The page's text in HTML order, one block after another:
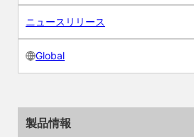
ニュースリリース
Global
製品情報